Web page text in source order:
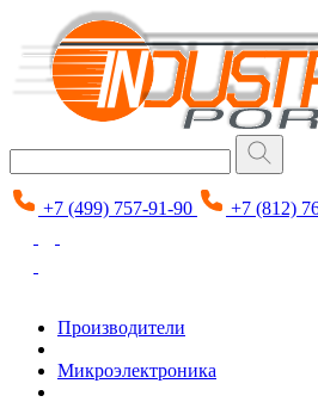
+7 (499) 757-91-90 +7 (812)
Производители
Микроэлектроника